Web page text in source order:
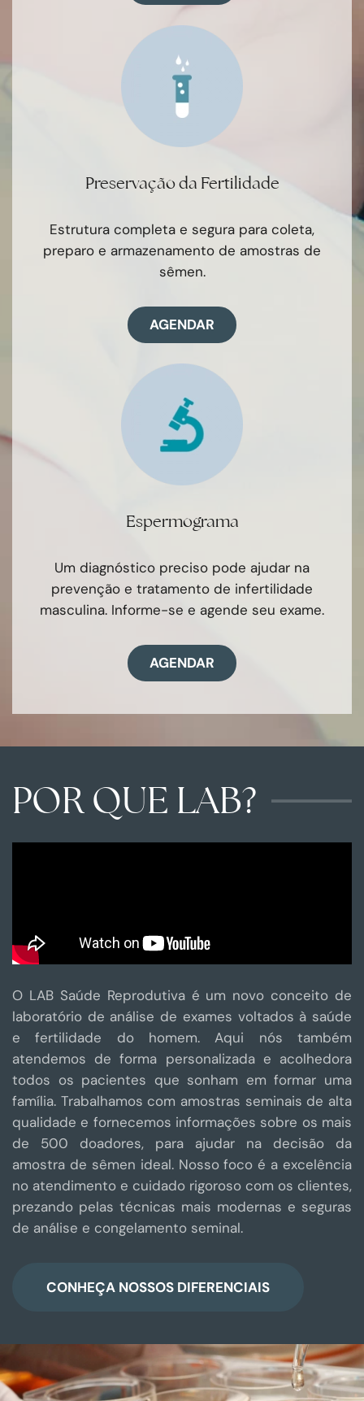
Preservação da Fertilidade
Estrutura completa e segura para coleta,
preparo e armazenamento de amostras de
sêmen.
AGENDAR
Espermograma
Um diagnóstico preciso pode ajudar na
prevenção e tratamento de infertilidade
masculina. Informe-se e agende seu exame.
AGENDAR
POR QUE LAB?
O LAB Saúde Reprodutiva é um novo conceito de
laboratório de análise de exames voltados à saúde
e fertilidade do homem. Aqui nós também
atendemos de forma personalizada e acolhedora
todos os pacientes que sonham em formar uma
família. Trabalhamos com amostras seminais de alta
qualidade e fornecemos informações sobre os mais
de 500 doadores, para ajudar na decisão da
amostra de sêmen ideal. Nosso foco é a excelência
no atendimento e cuidado rigoroso com os clientes,
prezando pelas técnicas mais modernas e seguras
de análise e congelamento seminal.
CONHEÇA NOSSOS DIFERENCIAIS